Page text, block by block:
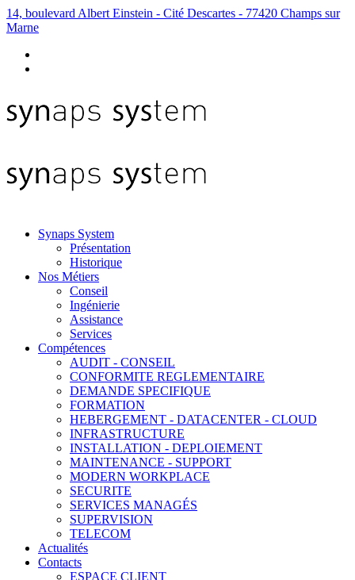
14, boulevard Albert Einstein - Cité Descartes - 77420 Champs sur
Marne
Synaps System
Présentation
Historique
Nos Métiers
Conseil
Ingénierie
Assistance
Services
Compétences
AUDIT - CONSEIL
CONFORMITE REGLEMENTAIRE
DEMANDE SPECIFIQUE
FORMATION
HEBERGEMENT - DATACENTER - CLOUD
INFRASTRUCTURE
INSTALLATION - DEPLOIEMENT
MAINTENANCE - SUPPORT
MODERN WORKPLACE
SECURITE
SERVICES MANAGÉS
SUPERVISION
TELECOM
Actualités
Contacts
ESPACE CLIENT